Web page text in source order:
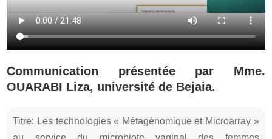
Communication présentée par Mme.
OUARABI Liza, université de Bejaia.
Titre: Les technologies « Métagénomique et Microarray »